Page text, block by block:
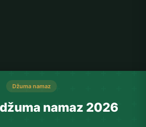
Džuma namaz
namaz 2026